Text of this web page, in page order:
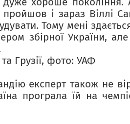
пройшов і зараз Віллі
Тому мені
збірної України,
Грузії, фото: УАФ
експерт також не
програла їй на